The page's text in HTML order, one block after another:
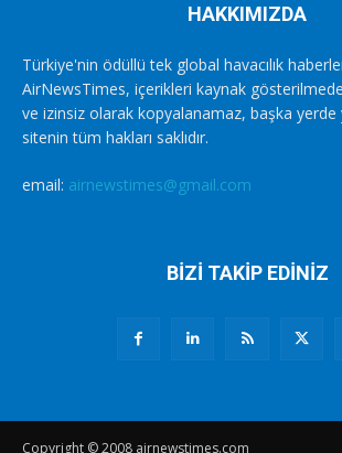
HAKKIMIZDA
Türkiye'nin ödüllü tek global havacılık
AirNewsTimes, içerikleri kaynak
ve izinsiz olarak kopyalanamaz, başka yerde
sitenin tüm hakları saklıdır.
email: airnewstimes@gmail.com
BİZİ TAKİP EDİNİZ
Copyright © 2008 airnewstimes.com